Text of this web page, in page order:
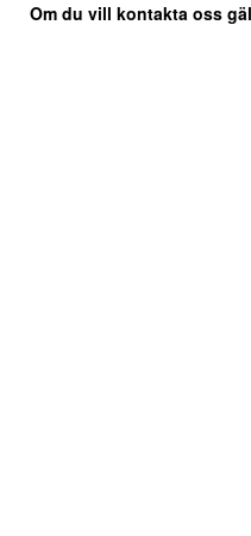
Om du vill kontakta oss